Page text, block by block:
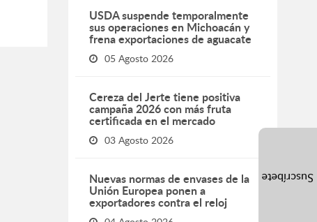
USDA suspende temporalmente
sus operaciones en Michoacán y
frena exportaciones de aguacate
05 Agosto 2026
Cereza del Jerte tiene positiva
campaña 2026 con más fruta
certificada en el mercado
03 Agosto 2026
Nuevas normas de envases de la
Unión Europea ponen a
exportadores contra el reloj
Suscríbete